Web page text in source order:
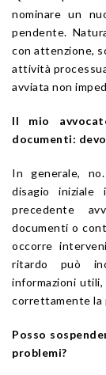
nominare un
pendente.
con attenzione,
attività
avviata non
Il mio
documenti:
In generale,
disagio
precedente
documenti o
occorre
ritardo può
informazioni
correttamente la
Posso
problemi?